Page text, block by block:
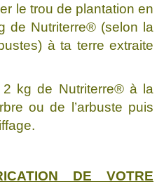
le trou de plantation en
de Nutriterre® (selon la
à ta terre extraite
kg de Nutriterre® à la
ou de l’arbuste puis
DE VOTRE